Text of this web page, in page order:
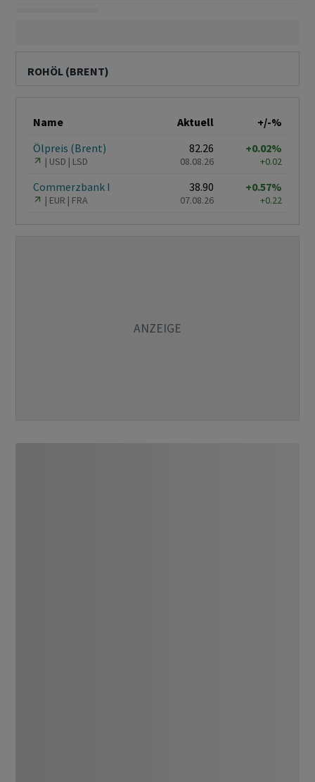
ROHÖL (BRENT)
Name Aktuell
+/-%
Ölpreis (Brent)
USD LSD
82.26
08.08.26
+0.02%
+0.02
Commerzbank I
EUR FRA
38.90
07.08.26
+0.57%
+0.22